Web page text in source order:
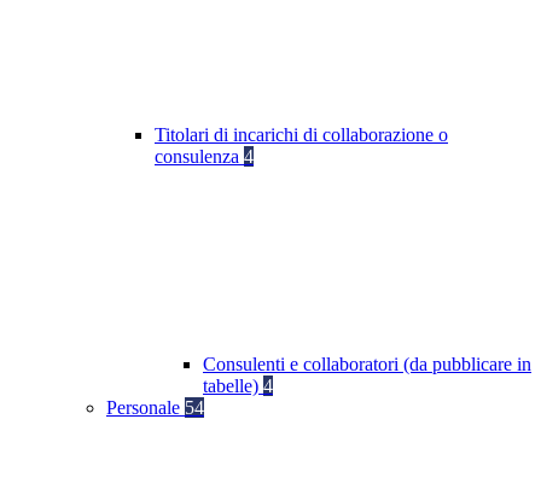
Titolari di incarichi di collaborazione o
consulenza 4
Consulenti e collaboratori (da pubblicare in
tabelle) 4
Personale 54